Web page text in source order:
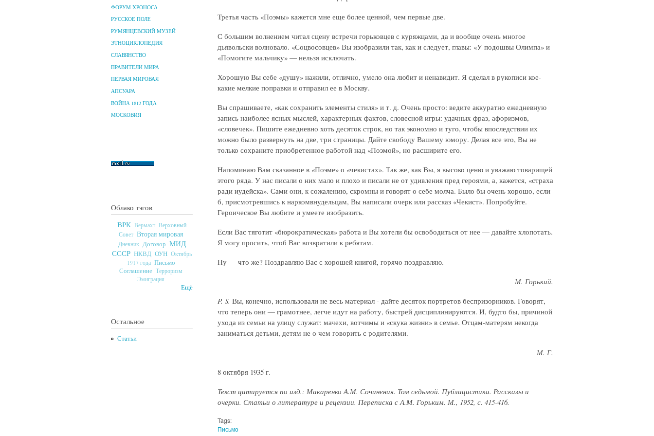
ФОРУМ ХРОНОСА
РУССКОЕ ПОЛЕ
РУМЯНЦЕВСКИЙ МУЗЕЙ
ЭТНОЦИКЛОПЕДИЯ
СЛАВЯНСТВО
ПРАВИТЕЛИ МИРА
ПЕРВАЯ МИРОВАЯ
АПСУАРА
ВОЙНА 1812 ГОДА
МОСКОВИЯ
Облако тэгов
ВРК Вермахт Верховный
Совет Вторая мировая
Дневник Договор МИД
СССР НКВД ОУН Октябрь
1917 года Письмо
Соглашение Терроризм
Эмиграция
Ещё
Остальное
Статьи
Третья часть «Поэмы» кажется мне еще более ценной, чем первые две.
С большим волнением читал сцену встречи горьковцев с куряжцами, да и вообще очень многое
дьявольски волновало. «Соцвосовцев» Вы изобразили так, как и следует, главы: «У подошвы Олимпа» и
«Помогите мальчику» — нельзя исключать.
Хорошую Вы себе «душу» нажили, отлично, умело она любит и ненавидит. Я сделал в рукописи кое-
какие мелкие поправки и отправил ее в Москву.
Вы спрашиваете, «как сохранить элементы стиля» и т. д. Очень просто: ведите аккуратно ежедневную
запись наиболее ясных мыслей, характерных фактов, словесной игры: удачных фраз, афоризмов,
«словечек». Пишите ежедневно хоть десяток строк, но так экономно и туго, чтобы впоследствии их
можно было развернуть на две, три страницы. Дайте свободу Вашему юмору. Делая все это, Вы не
только сохраните приобретенное работой над «Поэмой», но расширите его.
Напоминаю Вам сказанное в «Поэме» о «чекистах». Так же, как Вы, я высоко ценю и уважаю товарищей
этого ряда. У нас писали о них мало и плохо и писали не от удивления пред героями, а, кажется, «страха
ради иудейска». Сами они, к сожалению, скромны и говорят о себе молча. Было бы очень хорошо, если
б, присмотревшись к наркомвнудельцам, Вы написали очерк или рассказ «Чекист». Попробуйте.
Героическое Вы любите и умеете изобразить.
Если Вас тяготит «бюрократическая» работа и Вы хотели бы освободиться от нее — давайте хлопотать.
Я могу просить, чтоб Вас возвратили к ребятам.
Ну — что же? Поздравляю Вас с хорошей книгой, горячо поздравляю.
М. Горький.
P. S. Вы, конечно, использовали не весь материал - дайте десяток портретов беспризорников. Говорят,
что теперь они — грамотнее, легче идут на работу, быстрей дисциплинируются. И, будто бы, причиной
ухода из семьи на улицу служат: мачехи, вотчимы и «скука жизни» в семье. Отцам-матерям некогда
заниматься детьми, детям не о чем говорить с родителями.
М. Г.
8 октября 1935 г.
Текст цитируется по изд.: Макаренко А.М. Сочинения. Том седьмой. Публицистика. Рассказы и
очерки. Статьи о литературе и рецензии. Переписка с А.М. Горьким. М., 1952, с. 415-416.
Tags:
Письмо